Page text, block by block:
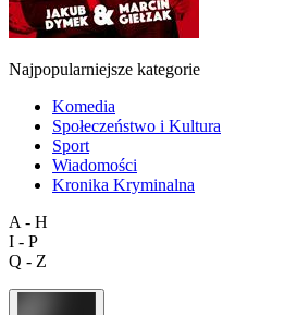
Najpopularniejsze kategorie
Komedia
Społeczeństwo i Kultura
Sport
Wiadomości
Kronika Kryminalna
A - H
I - P
Q - Z